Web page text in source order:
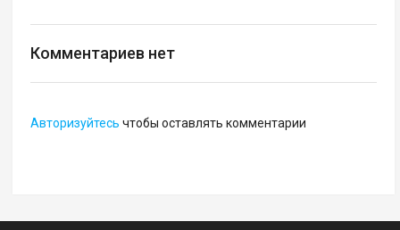
Комментариев нет
Авторизуйтесь чтобы оставлять комментарии